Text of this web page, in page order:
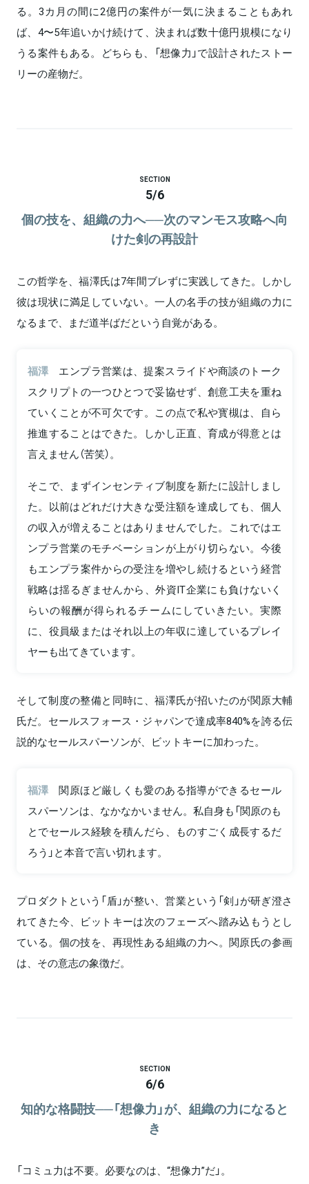
る。3カ月の間に2億円の案件が一気に決まることもあれ
ば、4〜5年追いかけ続けて、決まれば数十億円規模になり
うる案件もある。どちらも、「想像力」で設計されたストー
リーの産物だ。
SECTION
5/6
個の技を、組織の力へ──次のマンモス攻略へ向
けた剣の再設計
この哲学を、福澤氏は7年間ブレずに実践してきた。しかし
彼は現状に満足していない。一人の名手の技が組織の力に
なるまで、まだ道半ばだという自覚がある。
福澤
エンプラ営業は、提案スライドや商談のトーク
スクリプトの一つひとつで妥協せず、創意工夫を重ね
ていくことが不可欠です。この点で私や寳槻は、自ら
推進することはできた。しかし正直、育成が得意とは
言えません（苦笑）。
そこで、まずインセンティブ制度を新たに設計しまし
た。以前はどれだけ大きな受注額を達成しても、個人
の収入が増えることはありませんでした。これではエ
ンプラ営業のモチベーションが上がり切らない。今後
もエンプラ案件からの受注を増やし続けるという経営
戦略は揺るぎませんから、外資IT企業にも負けないく
らいの報酬が得られるチームにしていきたい。実際
に、役員級またはそれ以上の年収に達しているプレイ
ヤーも出てきています。
そして制度の整備と同時に、福澤氏が招いたのが関原大輔
氏だ。セールスフォース・ジャパンで達成率840%を誇る伝
説的なセールスパーソンが、ビットキーに加わった。
福澤
関原ほど厳しくも愛のある指導ができるセール
スパーソンは、なかなかいません。私自身も「関原のも
とでセールス経験を積んだら、ものすごく成長するだ
ろう」と本音で言い切れます。
プロダクトという「盾」が整い、営業という「剣」が研ぎ澄さ
れてきた今、ビットキーは次のフェーズへ踏み込もうとし
ている。個の技を、再現性ある組織の力へ。関原氏の参画
は、その意志の象徴だ。
SECTION
6/6
知的な格闘技──「想像力」が、組織の力になると
き
「コミュ力は不要。必要なのは、“想像力”だ」。